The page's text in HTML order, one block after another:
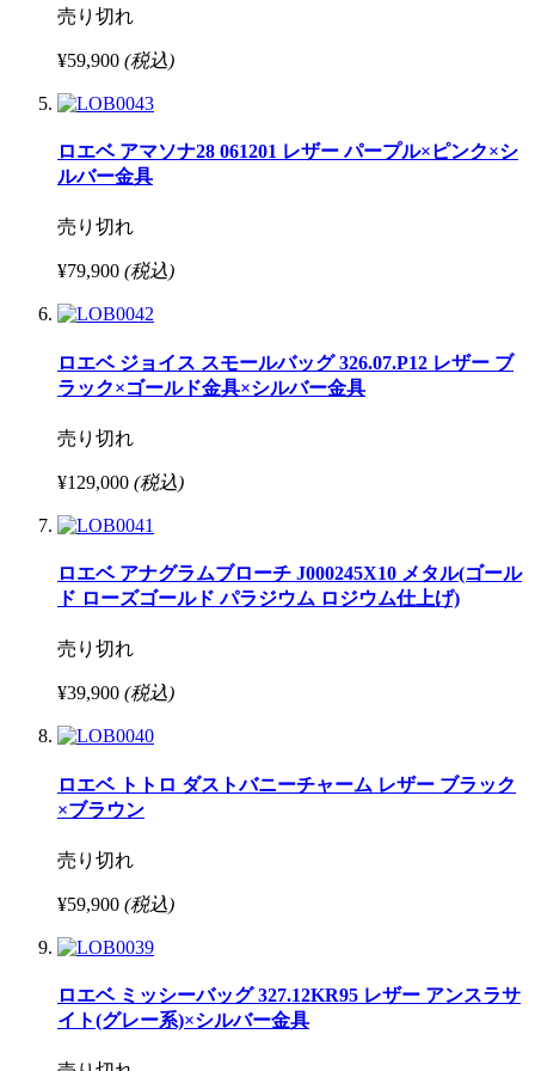
売り切れ
¥59,900 (税込)
ロエベ アマソナ28 061201 レザー パープル×ピンク×シ
ルバー金具
売り切れ
¥79,900 (税込)
ロエベ ジョイス スモールバッグ 326.07.P12 レザー ブ
ラック×ゴールド金具×シルバー金具
売り切れ
¥129,000 (税込)
ロエベ アナグラムブローチ J000245X10 メタル(ゴール
ド ローズゴールド パラジウム ロジウム仕上げ)
売り切れ
¥39,900 (税込)
ロエベ トトロ ダストバニーチャーム レザー ブラック
×ブラウン
売り切れ
¥59,900 (税込)
ロエベ ミッシーバッグ 327.12KR95 レザー アンスラサ
イト(グレー系)×シルバー金具